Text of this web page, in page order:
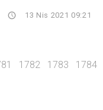
13 Nis 2021 09:21
1782 1783 1784